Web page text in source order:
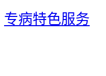
专病特色服务